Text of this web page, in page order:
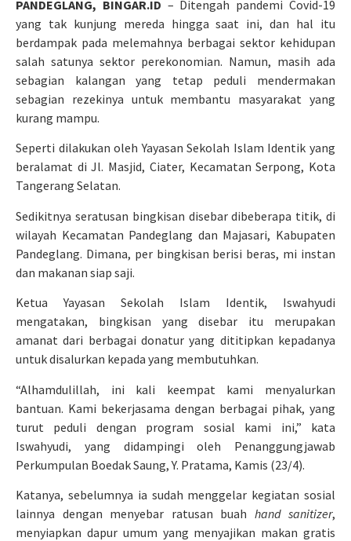
PANDEGLANG, BINGAR.ID – Ditengah pandemi Covid-19
yang tak kunjung mereda hingga saat ini, dan hal itu
berdampak pada melemahnya berbagai sektor kehidupan
salah satunya sektor perekonomian. Namun, masih ada
sebagian kalangan yang tetap peduli mendermakan
sebagian rezekinya untuk membantu masyarakat yang
kurang mampu.
Seperti dilakukan oleh Yayasan Sekolah Islam Identik yang
beralamat di Jl. Masjid, Ciater, Kecamatan Serpong, Kota
Tangerang Selatan.
Sedikitnya seratusan bingkisan disebar dibeberapa titik, di
wilayah Kecamatan Pandeglang dan Majasari, Kabupaten
Pandeglang. Dimana, per bingkisan berisi beras, mi instan
dan makanan siap saji.
Ketua Yayasan Sekolah Islam Identik, Iswahyudi
mengatakan, bingkisan yang disebar itu merupakan
amanat dari berbagai donatur yang dititipkan kepadanya
untuk disalurkan kepada yang membutuhkan.
“Alhamdulillah, ini kali keempat kami menyalurkan
bantuan. Kami bekerjasama dengan berbagai pihak, yang
turut peduli dengan program sosial kami ini,” kata
Iswahyudi, yang didampingi oleh Penanggungjawab
Perkumpulan Boedak Saung, Y. Pratama, Kamis (23/4).
Katanya, sebelumnya ia sudah menggelar kegiatan sosial
lainnya dengan menyebar ratusan buah hand sanitizer,
menyiapkan dapur umum yang menyajikan makan gratis